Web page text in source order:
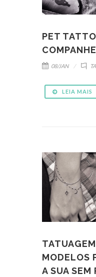
PET
08/JAN
LEIA MAIS
MODELOS
A SUA SEM